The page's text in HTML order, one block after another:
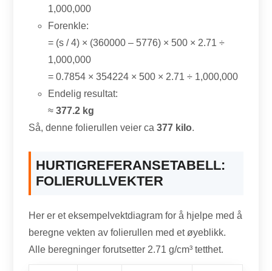
1,000,000
Forenkle:
= (s / 4) × (360000 – 5776) × 500 × 2.71 ÷
1,000,000
= 0.7854 × 354224 × 500 × 2.71 ÷ 1,000,000
Endelig resultat:
≈377.2 kg
Så, denne folierullen veier ca377 kilo.
HURTIGREFERANSETABELL:
FOLIERULLVEKTER
Her er et eksempelvektdiagram for å hjelpe med å
beregne vekten av folierullen med et øyeblikk.
Alle beregninger forutsetter 2.71 g/cm³ tetthet.